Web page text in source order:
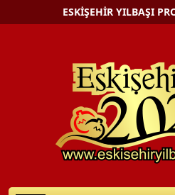
ESKIŞEHIR YILBAŞI